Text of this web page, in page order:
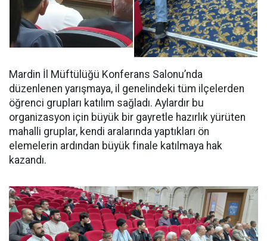
Mardin İl Müftülüğü Konferans Salonu’nda
düzenlenen yarışmaya, il genelindeki tüm ilçelerden
öğrenci grupları katılım sağladı. Aylardır bu
organizasyon için büyük bir gayretle hazırlık yürüten
mahalli gruplar, kendi aralarında yaptıkları ön
elemelerin ardından büyük finale katılmaya hak
kazandı.